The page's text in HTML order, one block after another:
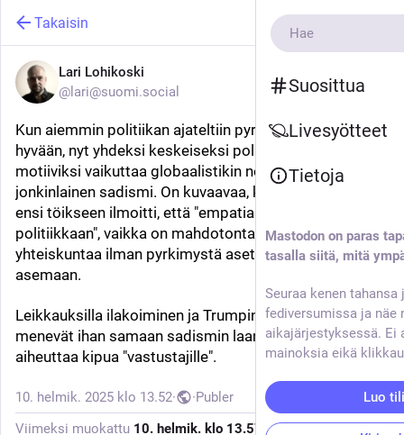
Takaisin
Lari Lohikoski
@lari@suomi.social
Kun aiemmin politiikan ajateltiin pyrkivän yhteiseen
hyvään, nyt yhdeksi keskeiseksi poliittisen toiminnan
motiiviksi vaikuttaa globaalistikin nousseen
jonkinlainen sadismi. On kuvaavaa, kuinka Riikka Purra
ensi töikseen ilmoitti, että "empatia ei kuulu
politiikkaan", vaikka on mahdotonta rakentaa
yhteiskuntaa ilman pyrkimystä asettua toisen
asemaan.
Leikkauksilla ilakoiminen ja Trumpin kostotoimet
menevät ihan samaan sadismin laariin: tavoitteena on
aiheuttaa kipua "vastustajille".
10. helmik. 2025 klo 13.52· ·Publer
Viimeksi muokattu 10. helmik. klo 13.57
Suosittua
Livesyötteet
Tietoja
Mastodon on paras
tasalla siitä, mitä
Seuraa kenen tahansa
fediversumissa ja näe
aikajärjestyksessä. Ei
mainoksia eikä
Luo tili